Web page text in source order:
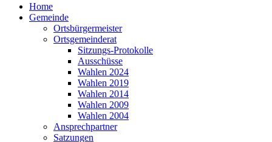
Home
Gemeinde
Ortsbürgermeister
Ortsgemeinderat
Sitzungs-Protokolle
Ausschüsse
Wahlen 2024
Wahlen 2019
Wahlen 2014
Wahlen 2009
Wahlen 2004
Ansprechpartner
Satzungen